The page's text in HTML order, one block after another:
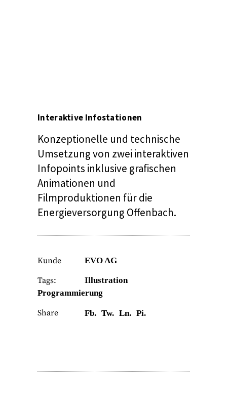
Interaktive Infostationen
Konzeptionelle und technische
Umsetzung von zwei interaktiven
Infopoints inklusive grafischen
Animationen und
Filmproduktionen für die
Energieversorgung Offenbach.
Kunde EVO AG
Tags:
Illustration
Programmierung
Share Fb. Tw. Ln. Pi.